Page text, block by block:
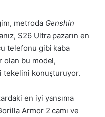
metroda Genshin
S26 Ultra pazarın en
telefonu gibi kaba
olan bu model,
tekelini konuşturuyor.
en iyi yansıma
Armor 2 camı ve